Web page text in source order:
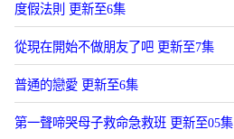
度假法則 更新至6集
從現在開始不做朋友了吧 更新至7集
普通的戀愛 更新至6集
第一聲啼哭母子救命急救班 更新至05集